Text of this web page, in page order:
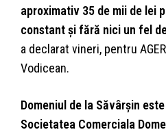
aproximativ 35 de mii de lei
constant și fără nici un fel
a declarat vineri, pentru
Vodicean.
Domeniul de la Săvârşin
Societatea Comerciala